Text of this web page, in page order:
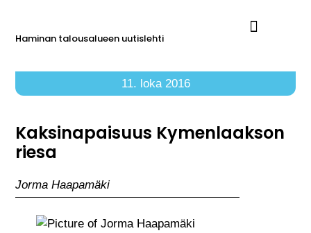
Haminan talousalueen uutislehti
11. loka 2016
Kaksinapaisuus Kymenlaakson
riesa
Jorma Haapamäki